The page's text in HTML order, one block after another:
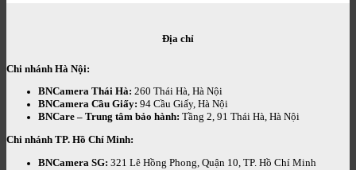
Địa chỉ
Chi nhánh Hà Nội:
BNCamera Thái Hà: 260 Thái Hà, Hà Nội
BNCamera Cầu Giấy: 94 Cầu Giấy, Hà Nội
BNCare – Trung tâm bảo hành: Tầng 2, 91 Thái Hà, Hà Nội
Chi nhánh TP. Hồ Chí Minh:
BNCamera SG: 321 Lê Hồng Phong, Quận 10, TP. Hồ Chí Minh